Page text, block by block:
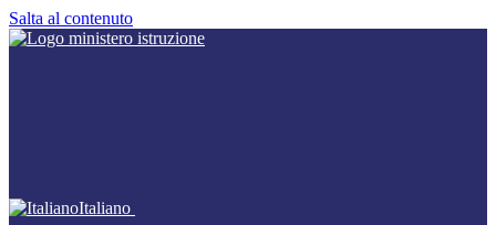
Salta al contenuto
Italiano